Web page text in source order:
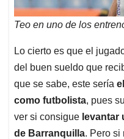
Teo en uno de los
Lo cierto es que el
del buen sueldo que
que se sabe, este sería
como futbolista, pues
ver si consigue levantar
de Barranquilla. Pero si